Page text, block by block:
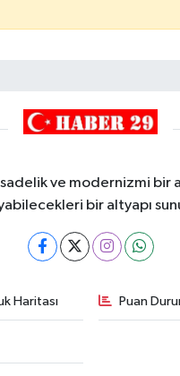
ve modernizmi bir
bir altyapı
Haritası Puan